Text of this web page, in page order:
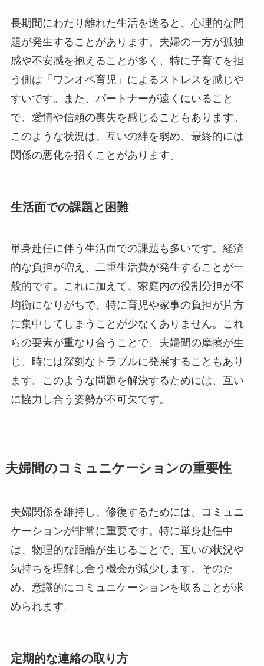
長期間にわたり離れた生活を送ると、心理的な問
題が発生することがあります。夫婦の一方が孤独
感や不安感を抱えることが多く、特に子育てを担
う側は「ワンオペ育児」によるストレスを感じや
すいです。また、パートナーが遠くにいること
で、愛情や信頼の喪失を感じることもあります。
このような状況は、互いの絆を弱め、最終的には
関係の悪化を招くことがあります。
生活面での課題と困難
単身赴任に伴う生活面での課題も多いです。経済
的な負担が増え、二重生活費が発生することが一
般的です。これに加えて、家庭内の役割分担が不
均衡になりがちで、特に育児や家事の負担が片方
に集中してしまうことが少なくありません。これ
らの要素が重なり合うことで、夫婦間の摩擦が生
じ、時には深刻なトラブルに発展することもあり
ます。このような問題を解決するためには、互い
に協力し合う姿勢が不可欠です。
夫婦間のコミュニケーションの重要性
夫婦関係を維持し、修復するためには、コミュニ
ケーションが非常に重要です。特に単身赴任中
は、物理的な距離が生じることで、互いの状況や
気持ちを理解し合う機会が減少します。そのた
め、意識的にコミュニケーションを取ることが求
められます。
定期的な連絡の取り方